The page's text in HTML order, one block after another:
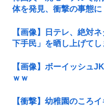
体を発見、衝撃の事態に
【画像】日テレ、絶対
下手民」を晒し上げてし
【画像】ボーイッシュ
ｗｗ
【衝撃】幼稚園のころ